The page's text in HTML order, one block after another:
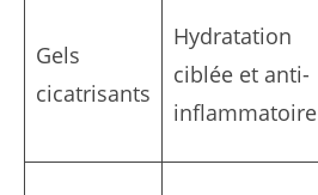
Gels
cicatrisants
Hydratation
ciblée et anti-
inflammatoire